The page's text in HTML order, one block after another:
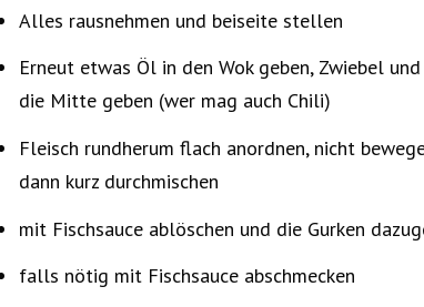
Alles rausnehmen und beiseite stellen
Erneut etwas Öl in den Wok geben, Zwiebel
die Mitte geben (wer mag auch Chili)
Fleisch rundherum flach anordnen, nicht
dann kurz durchmischen
mit Fischsauce ablöschen und die Gurken
falls nötig mit Fischsauce abschmecken